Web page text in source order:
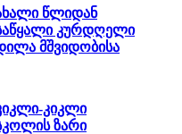
წლიდან
კურდღელი
მშვიდობისა
კიკლი
ზარი